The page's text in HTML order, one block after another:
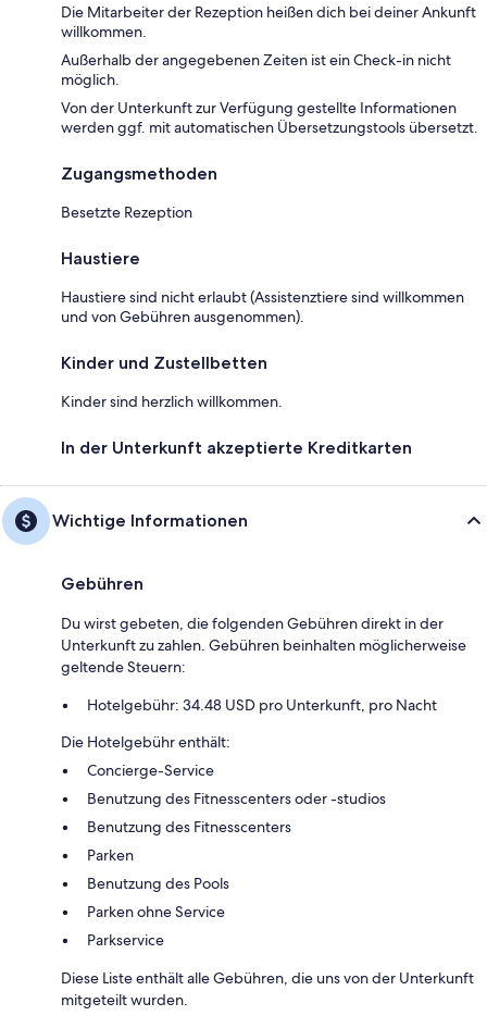
Die Mitarbeiter der Rezeption heißen dich bei deiner Ankunft
willkommen.
Außerhalb der angegebenen Zeiten ist ein Check-in nicht
möglich.
Von der Unterkunft zur Verfügung gestellte Informationen
werden ggf. mit automatischen Übersetzungstools übersetzt.
Zugangsmethoden
Besetzte Rezeption
Haustiere
Haustiere sind nicht erlaubt (Assistenztiere sind willkommen
und von Gebühren ausgenommen).
Kinder und Zustellbetten
Kinder sind herzlich willkommen.
In der Unterkunft akzeptierte Kreditkarten
Wichtige Informationen
Gebühren
Du wirst gebeten, die folgenden Gebühren direkt in der
Unterkunft zu zahlen. Gebühren beinhalten möglicherweise
geltende Steuern:
Hotelgebühr: 34.48 USD pro Unterkunft, pro Nacht
Die Hotelgebühr enthält:
Concierge-Service
Benutzung des Fitnesscenters oder -studios
Benutzung des Fitnesscenters
Parken
Benutzung des Pools
Parken ohne Service
Parkservice
Diese Liste enthält alle Gebühren, die uns von der Unterkunft
mitgeteilt wurden.